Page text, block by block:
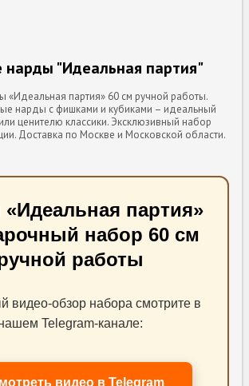
"Идеальная партия"
партия» 60 см ручной работы.
нарды с фишками и кубиками – идеальный
ценителю классики. Эксклюзивный набор
Доставка по Москве и Московской области.
партия»
набор 60 см
работы
видео-обзор набора смотрите в
Telegram-канале:
видео в Telegram